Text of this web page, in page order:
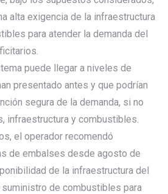
alta exigencia de la infraestructura
para atender la demanda del
puede llegar a niveles de
presentado antes y que podrían
segura de la demanda, si no
infraestructura y combustibles.
el operador recomendó
de embalses desde agosto de
de la infraestructura del
de combustibles para